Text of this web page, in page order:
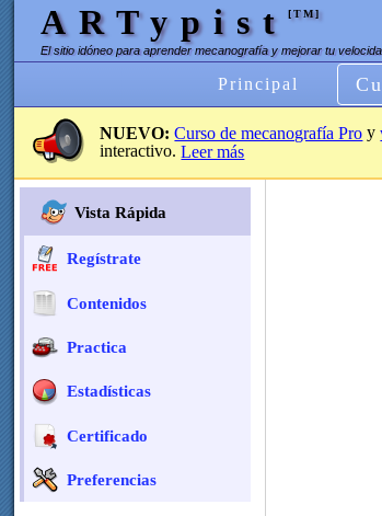
ARTypist[TM]
El sitio idóneo para aprender mecanografía y mejorar tu
Principal
NUEVO: Curso de mecanografía Pro y
interactivo.Leer más
Vista Rápida
Regístrate
Contenidos
Practica
Estadísticas
Certificado
Preferencias